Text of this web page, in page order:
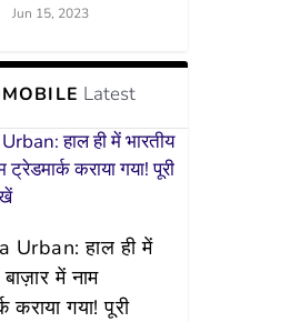
Jun 15, 2023
Latest
Urban: हाल ही में
बाज़ार में नाम
कराया गया! पूरी